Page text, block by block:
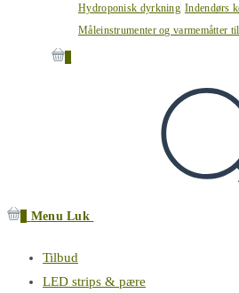
Hydroponisk dyrkning Indendørs
Måleinstrumenter og varmemåtter
Menu Luk
Tilbud
LED strips & pære